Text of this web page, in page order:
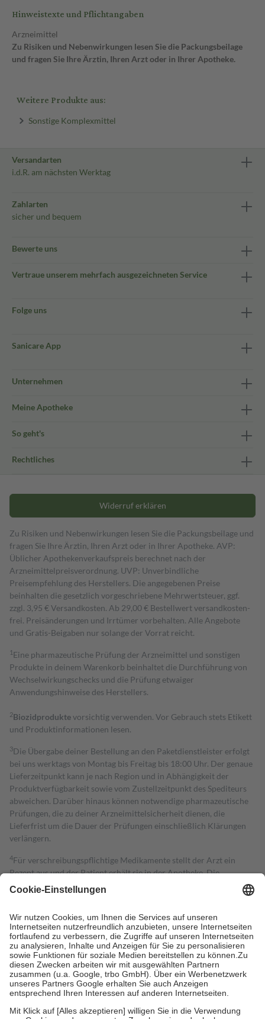
Hinweistexte und Pflichtangaben
Arzneimittel
Zu Risiken und Nebenwirkungen lesen Sie die Packungsbeilage
und fragen Sie Ihre Ärztin, Ihren Arzt oder in Ihrer Apotheke.
Weitere Produkte aus:
Sonstige Komplexmittel
Versandarten
i.d.R. am nächsten Werktag
Zahlarten
sicher und bequem
Bewerte uns
Vertraue unserem mehrfach ausgezeichneten Service
Folge uns
Sanicare App
Unternehmen
Meine Apotheke
So geht's
Rechtliches
Widerruf erklären
Zu Risiken und Nebenwirkungen lesen Sie die Packungsbeilage und
fragen Sie Ihre Ärztin, Ihren Arzt oder in Ihrer Apotheke. AVP:
Üblicher Apothekenverkaufspreis berechnet nach der
Arzneimittelpreisverordnung. UVP: Unverbindliche
Preisempfehlung des Herstellers. Die angegebenen Preise
beinhalten die gesetzlich vorgeschriebene Mehrwertsteuer, ggf.
zzgl. 3,95 € Versandkosten. Ab 29,00 € Bestell­wert versand­kosten­
frei. Preisänderungen und Irrtümer vorbehalten. Alle Angebote
und Gratis-Beigaben nur solange der Vorrat reicht.
1 Eine pharmazeutische Prüfung der Arzneimittel und sonstigen
Produkte in deinem Warenkorb beinhaltet die Durchführung von
Wechselwirkungschecks und die Prüfung etwaiger
Anwendungshinweise des Herstellers.
2Biozidproduktevorsichtig verwenden. Vor Gebrauch stets Etikett
und Produktinformationen lesen.
3Die Übergabe deiner Bestellung an den Paketdienstleister erfolgt
bei uns werktags von Montag bis Freitag bis 18:00 Uhr. Der genaue
Lieferzeitpunkt kann je nach Region und in Abhängigkeit der
Produktverfügbarkeit sowie vom Zustellzeitpunkt des Spediteurs
abweichen. Darüber hinaus können notwendige pharmazeutische
Prüfungen, die zu deiner Arzneimittelsicherheit dienen, die
Lieferfrist um die Dauer der Prüfungen einschließlich Klärungen
verlängern.
4Für verschreibungspflichtige Medikamente stellt der Arzt ein
Rezept aus und der Patient erhält sie in der Apotheke. Die
gesetzliche Krankenversicherung übernimmt in der Regel die
Kosten dafür, der Versicherte trägt einen Teil davon als Zuzahlung
Grundsätzlich leisten Mitglieder Zuzahlungen in Höhe von zehn
Prozent des Abgabepreises,mindestens jedochfünf Euround
höchstens zehn Euro.Es sind jedoch nie mehr als die tatsächlichen
Kosten der Leistung zu entrichten.
Diese Regeln gelten grundsätzlich auch für Online-Apotheken.
Bei Heilmitteln und häuslicher Krankenpflege beträgt die
Zuzahlung zehn Prozent der Kosten sowie zehn Euro je
Verordnung.